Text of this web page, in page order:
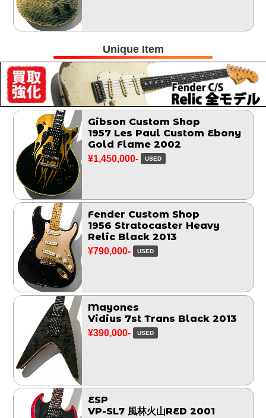
Unique Item
Gibson Custom Shop
1957 Les Paul Custom Ebony
Gold Flame 2002
¥1,450,000- USED
Fender Custom Shop
1956 Stratocaster Heavy
Relic Black 2013
¥790,000- USED
Mayones
Vidius 7st Trans Black 2013
¥390,000- USED
ESP
VP-SL7 風林火山RED 2001